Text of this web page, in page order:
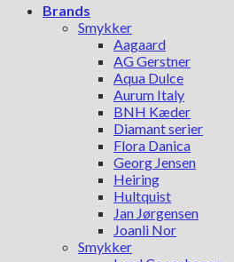
Brands
Smykker
Aagaard
AG Gerstner
Aqua Dulce
Aurum Italy
BNH Kæder
Diamant serier
Flora Danica
Georg Jensen
Heiring
Hultquist
Jan Jørgensen
Joanli Nor
Smykker